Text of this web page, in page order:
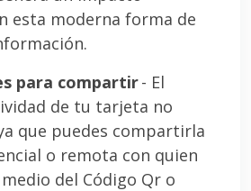
esta moderna forma de
para compartir- El
de tu tarjeta no
que puedes compartirla
o remota con quien
del Código Qr o